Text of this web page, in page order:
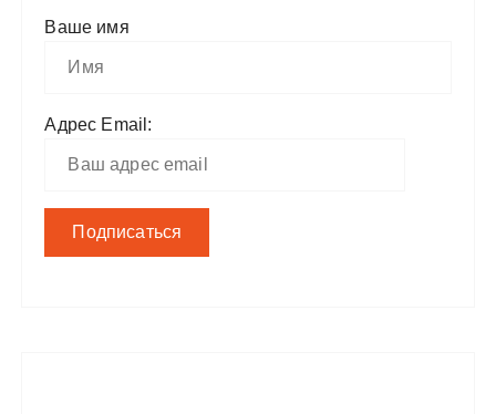
Ваше имя
Адрес Email: